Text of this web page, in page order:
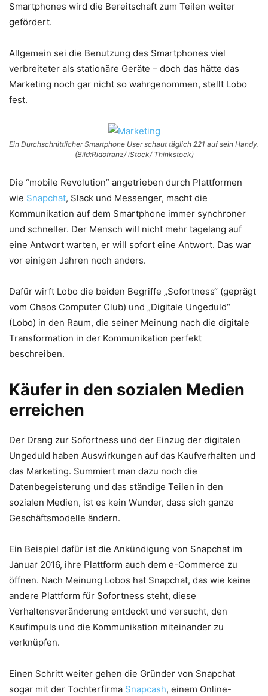
Smartphones wird die Bereitschaft zum Teilen weiter
gefördert.
Allgemein sei die Benutzung des Smartphones viel
verbreiteter als stationäre Geräte – doch das hätte das
Marketing noch gar nicht so wahrgenommen, stellt Lobo
fest.
Ein Durchschnittlicher Smartphone User schaut täglich 221 auf sein Handy.
(Bild:Ridofranz/ iStock/ Thinkstock)
Die “mobile Revolution” angetrieben durch Plattformen
wie Snapchat, Slack und Messenger, macht die
Kommunikation auf dem Smartphone immer synchroner
und schneller. Der Mensch will nicht mehr tagelang auf
eine Antwort warten, er will sofort eine Antwort. Das war
vor einigen Jahren noch anders.
Dafür wirft Lobo die beiden Begriffe „Sofortness“ (geprägt
vom Chaos Computer Club) und „Digitale Ungeduld“
(Lobo) in den Raum, die seiner Meinung nach die digitale
Transformation in der Kommunikation perfekt
beschreiben.
Käufer in den sozialen Medien
erreichen
Der Drang zur Sofortness und der Einzug der digitalen
Ungeduld haben Auswirkungen auf das Kaufverhalten und
das Marketing. Summiert man dazu noch die
Datenbegeisterung und das ständige Teilen in den
sozialen Medien, ist es kein Wunder, dass sich ganze
Geschäftsmodelle ändern.
Ein Beispiel dafür ist die Ankündigung von Snapchat im
Januar 2016, ihre Plattform auch dem e-Commerce zu
öffnen. Nach Meinung Lobos hat Snapchat, das wie keine
andere Plattform für Sofortness steht, diese
Verhaltensveränderung entdeckt und versucht, den
Kaufimpuls und die Kommunikation miteinander zu
verknüpfen.
Einen Schritt weiter gehen die Gründer von Snapchat
sogar mit der Tochterfirma Snapcash, einem Online-